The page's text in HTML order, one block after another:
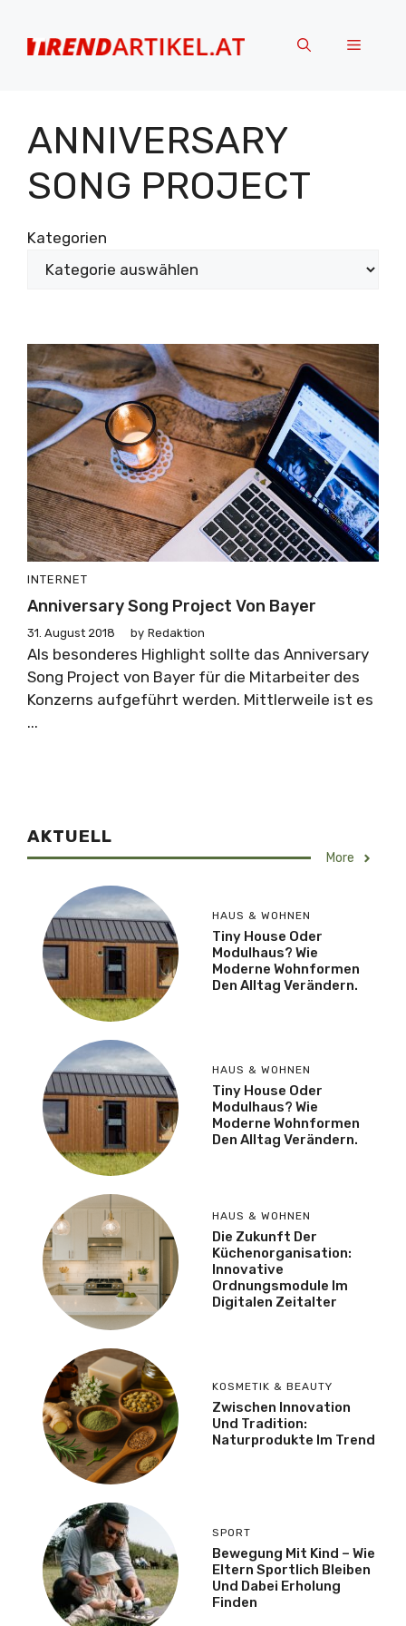
springen
Menü
ANNIVERSARY
SONG PROJECT
Kategorien
INTERNET
Anniversary Song Project Von Bayer
31. August 2018 by Redaktion
Als besonderes Highlight sollte das Anniversary
Song Project von Bayer für die Mitarbeiter des
Konzerns aufgeführt werden. Mittlerweile ist es
...
AKTUELL
More
HAUS & WOHNEN
Tiny House Oder
Modulhaus? Wie
Moderne Wohnformen
Den Alltag Verändern.
HAUS & WOHNEN
Tiny House Oder
Modulhaus? Wie
Moderne Wohnformen
Den Alltag Verändern.
HAUS & WOHNEN
Die Zukunft Der
Küchenorganisation:
Innovative
Ordnungsmodule Im
Digitalen Zeitalter
KOSMETIK & BEAUTY
Zwischen Innovation
Und Tradition:
Naturprodukte Im Trend
SPORT
Bewegung Mit Kind – Wie
Eltern Sportlich Bleiben
Und Dabei Erholung
Finden